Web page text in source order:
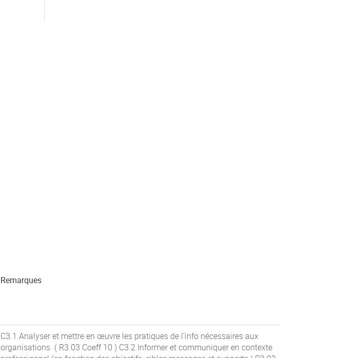
Remarques
C3.1 Analyser et mettre en œuvre les pratiques de l'info nécessaires aux
organisations ( R3.03 Coeff 10 ) C3.2 Informer et communiquer en contexte